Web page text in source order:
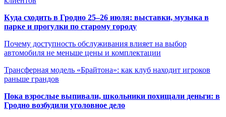
Куда сходить в Гродно 25–26 июля: выставки, музыка в
парке и прогулки по старому городу
Почему доступность обслуживания влияет на выбор
автомобиля не меньше цены и комплектации
Трансферная модель «Брайтона»: как клуб находит игроков
раньше грандов
Пока взрослые выпивали, школьники похищали деньги: в
Гродно возбудили уголовное дело